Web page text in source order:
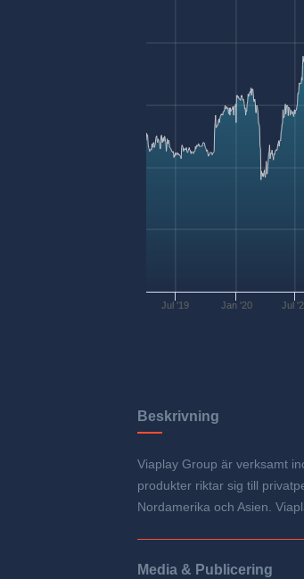
Jul '19 Jan '20 Jul
Beskrivning
Viaplay Group är verksamt
produkter riktar sig till
Nordamerika och Asien.
Media & Publicering